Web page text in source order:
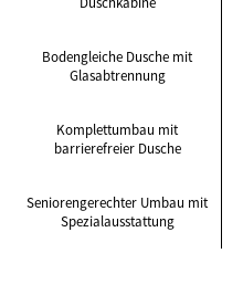
Bodengleiche Dusche mit
Glasabtrennung
Komplettumbau mit
barrierefreier Dusche
Seniorengerechter Umbau mit
Spezialausstattung